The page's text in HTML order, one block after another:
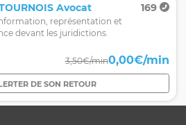
Avocat 169
représentation et
devant les juridictions.
3,50€/min0,00€/min
DE SON RETOUR